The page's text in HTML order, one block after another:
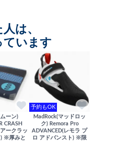
は、
ています
ーン)
CRASH
ークラッ
) ※厚みと
予約もOK
MadRock(マッドロッ
ク) Remora Pro
ADVANCED(レモラ プ
ロ アドバンスト) ※限